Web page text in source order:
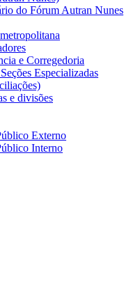
do Fórum Autran Nunes
e Corregedoria
Especializadas
e divisões
Externo
Interno